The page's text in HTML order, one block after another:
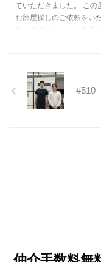
ていただきました。 こ
お部屋探しのご依頼をい
#510